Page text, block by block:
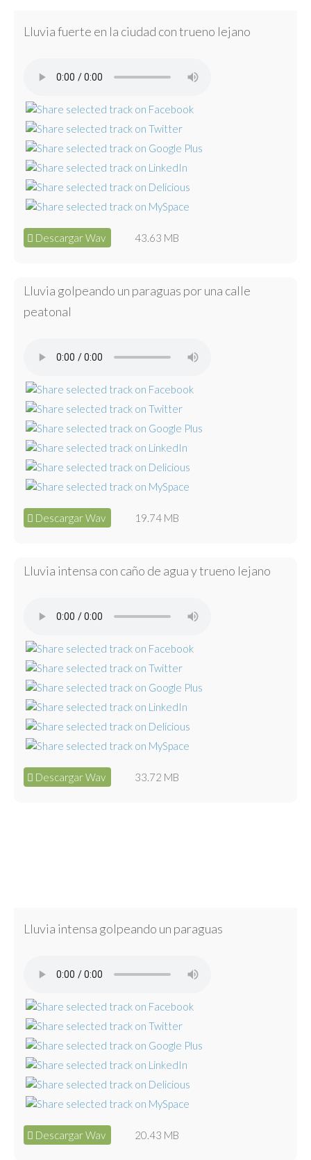
Lluvia fuerte en la ciudad con trueno lejano
Descargar Wav 43.63 MB
Lluvia golpeando un paraguas por una calle
peatonal
Descargar Wav 19.74 MB
Lluvia intensa con caño de agua y trueno lejano
Descargar Wav 33.72 MB
Lluvia intensa golpeando un paraguas
Descargar Wav 20.43 MB